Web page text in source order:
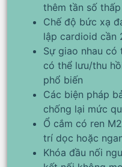
thêm tần số thấp
Chế độ bức xạ
lập cardioid cần
Sự giao nhau có
có thể lưu/thu
phổ biến
Các biện pháp
chống lại mức
Ổ cắm có ren
trí dọc hoặc
Khóa đầu nối